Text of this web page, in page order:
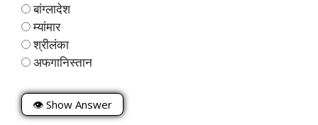
बांग्लादेश
म्यांमार
श्रीलंका
अफगानिस्तान
👁 Show Answer